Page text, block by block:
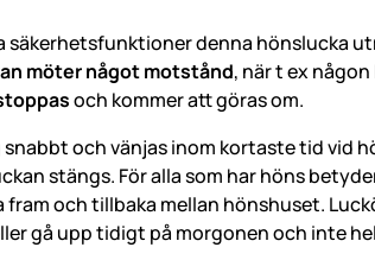
säkerhetsfunktioner denna hönslucka
möter något motstånd, när t ex
och kommer att göras om.
och vänjas inom kortaste tid vid
stängs. För alla som har höns
och tillbaka mellan hönshuset.
gå upp tidigt på morgonen och inte